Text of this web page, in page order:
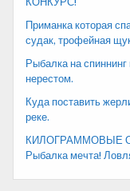
Приманка которая
судак, трофейная
Рыбалка на
нерестом.
Куда поставить
реке.
КИЛОГРАММОВЫЕ
Рыбалка мечта!